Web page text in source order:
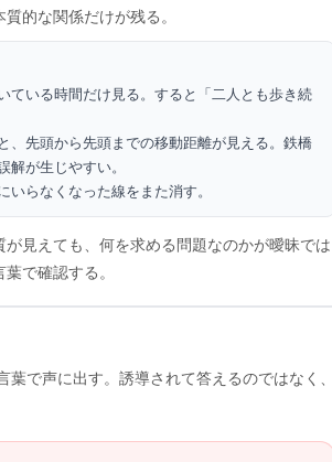
的な関係だけが残る。
いる時間だけ見る。すると「二人とも歩き続
先頭から先頭までの移動距離が見える。鉄橋
が生じやすい。
らなくなった線をまた消す。
見えても、何を求める問題なのかが曖昧では
で確認する。
で声に出す。誘導されて答えるのではなく、